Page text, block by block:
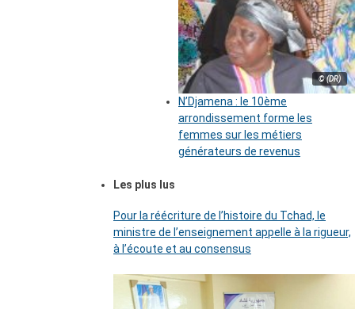
© (DR)
N’Djamena : le 10ème
arrondissement forme les
femmes sur les métiers
générateurs de revenus
Les plus lus
Pour la réécriture de l’histoire du Tchad, le
ministre de l’enseignement appelle à la rigueur,
à l’écoute et au consensus